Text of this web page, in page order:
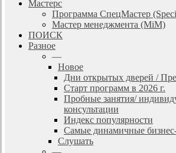
Мастерс
Программа СпецМастер
Мастер менеджмента (MiM)
ПОИСК
Разное
—
Новое
Дни открытых дверей /
Старт программ в 2026 г.
Пробные занятия/
консультации
Индекс популярности
Самые динамичные
Слушать